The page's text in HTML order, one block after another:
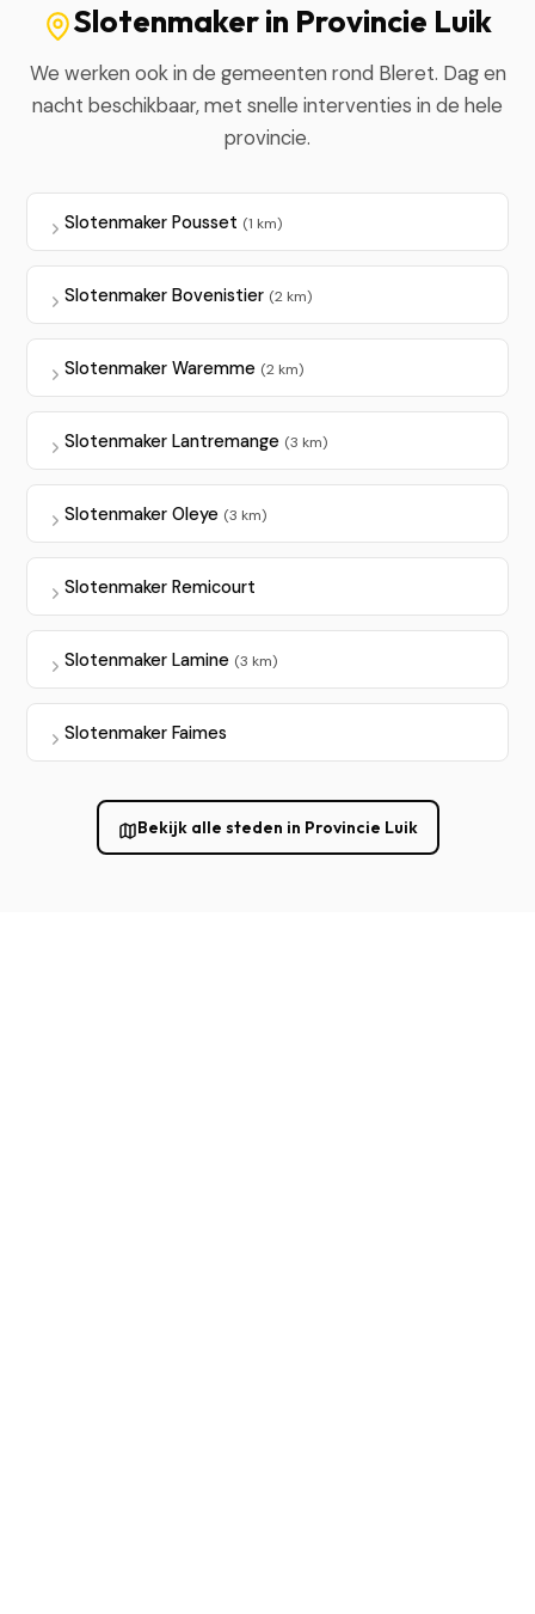
Slotenmaker in Provincie Luik
We werken ook in de gemeenten rond Bleret. Dag en
nacht beschikbaar, met snelle interventies in de hele
provincie.
Slotenmaker Pousset (1 km)
Slotenmaker Bovenistier (2 km)
Slotenmaker Waremme (2 km)
Slotenmaker Lantremange (3 km)
Slotenmaker Oleye (3 km)
Slotenmaker Remicourt
Slotenmaker Lamine (3 km)
Slotenmaker Faimes
Bekijk alle steden in Provincie Luik